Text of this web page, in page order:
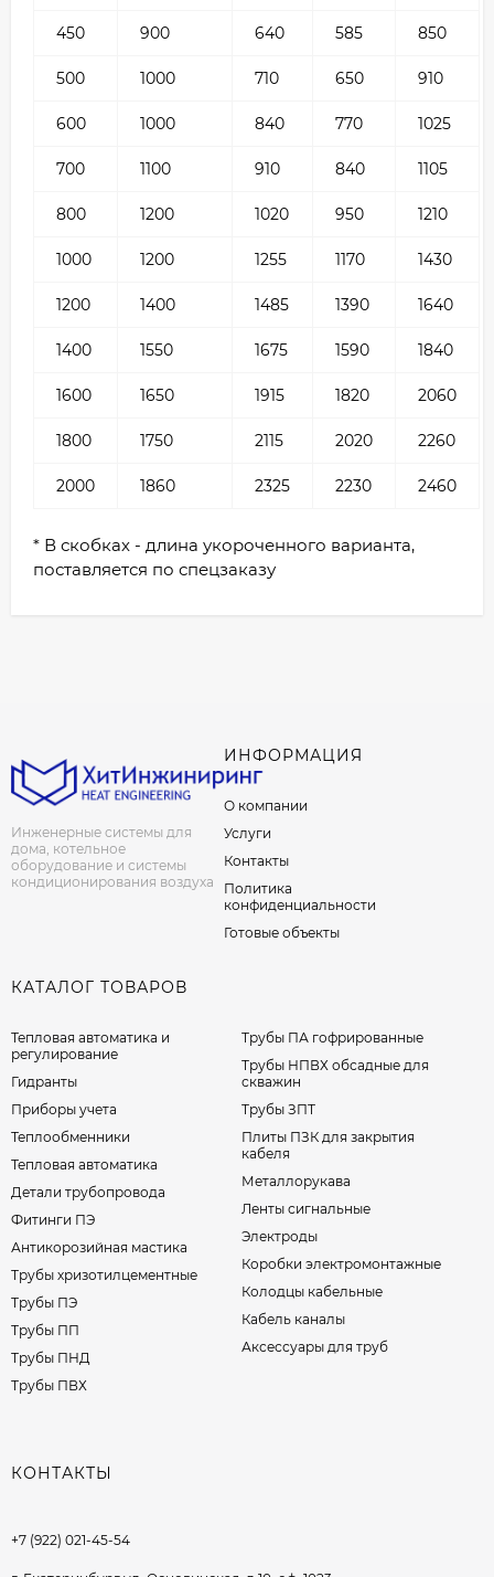
450 900 640 585 850
500 1000 710 650 910
600 1000 840 770 1025
700 1100 910 840 1105
800 1200 1020 950 1210
1000 1200 1255 1170 1430
1200 1400 1485 1390 1640
1400 1550 1675 1590 1840
1600 1650 1915 1820 2060
1800 1750 2115 2020 2260
2000 1860 2325 2230 2460
* В скобках - длина укороченного варианта,
поставляется по спецзаказу
Инженерные системы для
дома, котельное
оборудование и системы
кондиционирования воздуха
ИНФОРМАЦИЯ
О компании
Услуги
Контакты
Политика
конфиденциальности
Готовые объекты
КАТАЛОГ ТОВАРОВ
Тепловая автоматика и
регулирование
Гидранты
Приборы учета
Теплообменники
Тепловая автоматика
Детали трубопровода
Фитинги ПЭ
Антикорозийная мастика
Трубы хризотилцементные
Трубы ПЭ
Трубы ПП
Трубы ПНД
Трубы ПВХ
Трубы ПА гофрированные
Трубы НПВХ обсадные для
скважин
Трубы ЗПТ
Плиты ПЗК для закрытия
кабеля
Металлорукава
Ленты сигнальные
Электроды
Коробки электромонтажные
Колодцы кабельные
Кабель каналы
Аксессуары для труб
КОНТАКТЫ
+7 (922) 021-45-54